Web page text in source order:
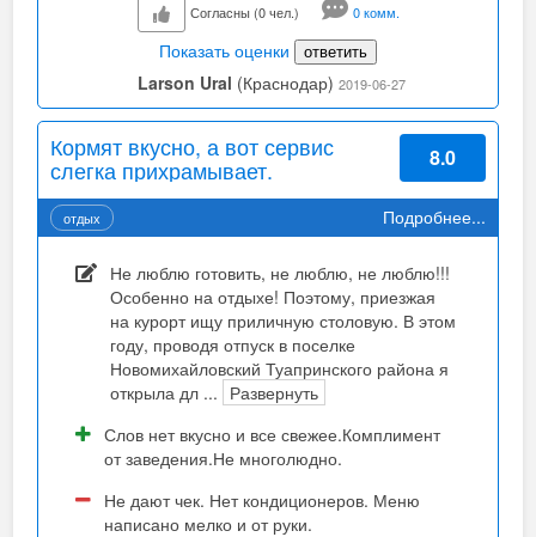
Согласны (0 чел.) 0 комм.
Показать оценки ответить
Larson Ural (Краснодар) 2019-06-27
Кормят вкусно, а вот сервис
слегка прихрамывает. 8.0
отдых Подробнее...
Не люблю готовить, не люблю, не люблю!!!
Особенно на отдыхе! Поэтому, приезжая
на курорт ищу приличную столовую. В этом
году, проводя отпуск в поселке
Новомихайловский Туапринского района я
открыла дл ... Развернуть
Слов нет вкусно и все свежее.Комплимент
от заведения.Не многолюдно.
Не дают чек. Нет кондиционеров. Меню
написано мелко и от руки.